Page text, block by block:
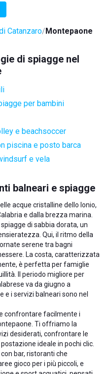
Catanzaro Montepaone
di spiagge nel
per bambini
e beachsoccer
piscina e posto barca
e vela
balneari e spiagge
acque cristalline dello Ionio,
e dalla brezza marina.
di sabbia dorata, un
Qui, il ritmo della
serene tra bagni
La costa, caratterizzata
è perfetta per famiglie
Il periodo migliore per
va da giugno a
e i servizi balneari sono nel
confrontare facilmente i
Ti offriamo la
desiderati, confrontare le
ideale in pochi clic.
bar, ristoranti che
gioco per i più piccoli, e